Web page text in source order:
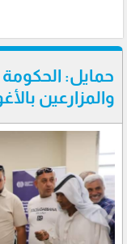
حمايل: الحكومة
والمزارعين